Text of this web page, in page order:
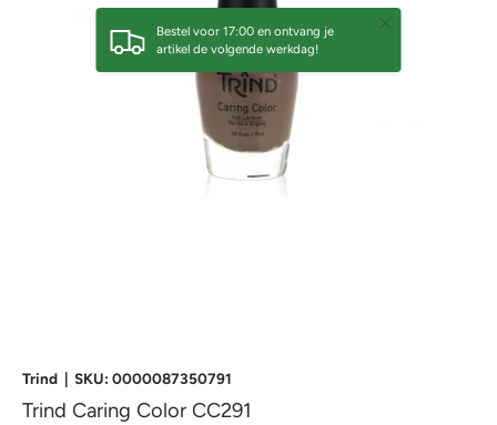
Bestel voor 17:00 en ontvang je
artikel de volgende werkdag!
Sluiten
Trind | SKU: 0000087350791
Trind Caring Color CC291